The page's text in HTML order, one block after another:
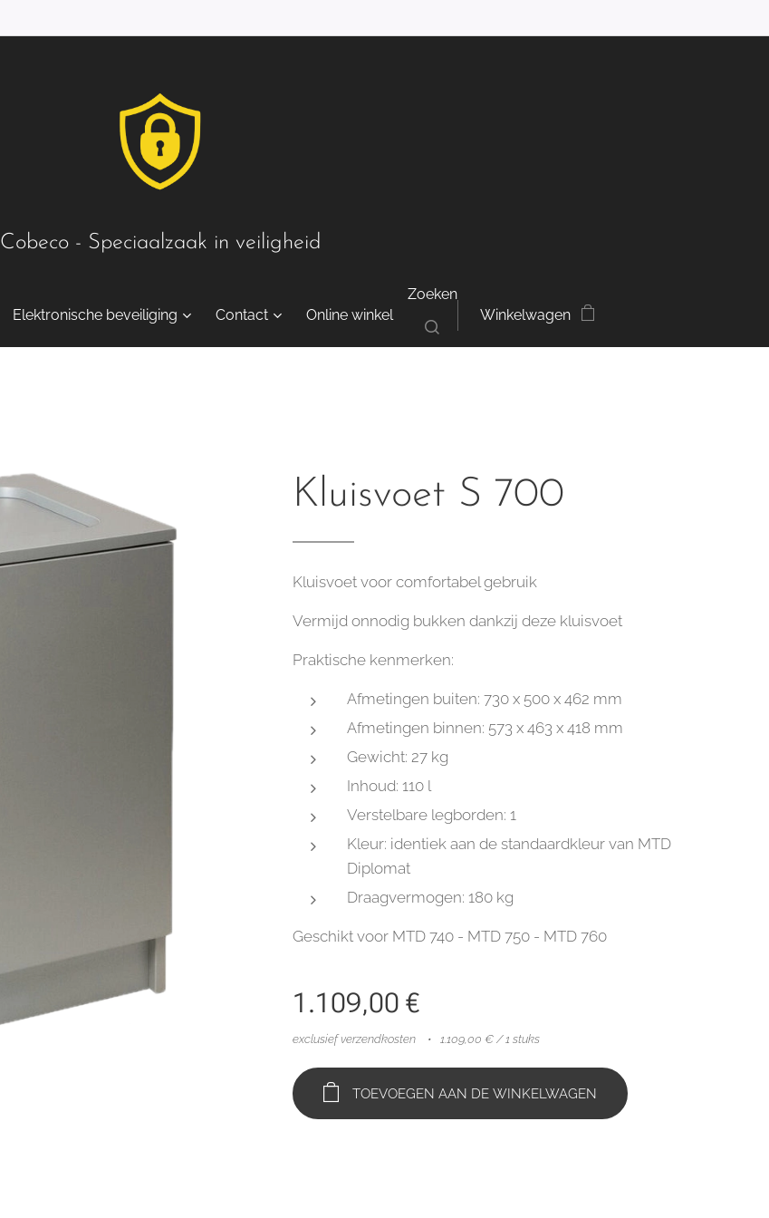
Cobeco - Speciaalzaak in veiligheid
Elektronische beveiliging Contact Online winkel
Zoeken
Winkelwagen
Kluisvoet S 700
Kluisvoet voor comfortabel gebruik
Vermijd onnodig bukken dankzij deze kluisvoet
Praktische kenmerken:
Afmetingen buiten: 730 x 500 x 462 mm
Afmetingen binnen: 573 x 463 x 418 mm
Gewicht: 27 kg
Inhoud: 110 l
Verstelbare legborden: 1
Kleur: identiek aan de standaardkleur van MTD
Diplomat
Draagvermogen: 180 kg
Geschikt voor MTD 740 - MTD 750 - MTD 760
1.109,00 €
exclusief verzendkosten 1.109,00 € / 1 stuks
TOEVOEGEN AAN DE WINKELWAGEN